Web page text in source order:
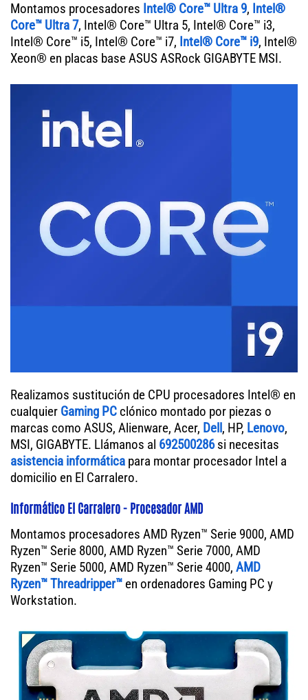
Montamos procesadores Intel® Core™ Ultra 9, Intel®
Core™ Ultra 7, Intel® Core™ Ultra 5, Intel® Core™ i3,
Intel® Core™ i5, Intel® Core™ i7, Intel® Core™ i9, Intel®
Xeon® en placas base ASUS ASRock GIGABYTE MSI.
Realizamos sustitución de CPU procesadores Intel® en
cualquier Gaming PC clónico montado por piezas o
marcas como ASUS, Alienware, Acer, Dell, HP, Lenovo,
MSI, GIGABYTE. Llámanos al 692500286si necesitas
asistencia informática para montar procesador Intel a
domicilio en El Carralero.
Informático El Carralero - Procesador AMD
Montamos procesadores AMD Ryzen™ Serie 9000, AMD
Ryzen™ Serie 8000, AMD Ryzen™ Serie 7000, AMD
Ryzen™ Serie 5000, AMD Ryzen™ Serie 4000, AMD
Ryzen™ Threadripper™ en ordenadores Gaming PC y
Workstation.